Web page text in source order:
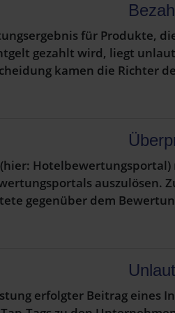
für Produkte,
gezahlt wird, liegt
kamen die Richter
auszulösen.
gegenüber dem
erfolgter Beitrag eines